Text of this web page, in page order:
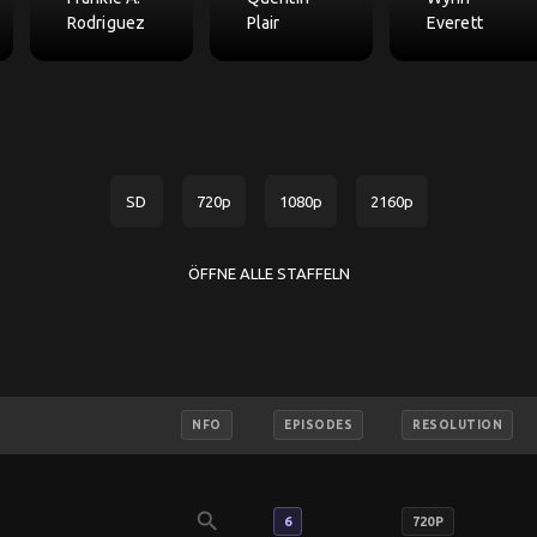
Rodriguez
Plair
Everett
SD 720p 1080p 2160p
ÖFFNE ALLE STAFFELN
NFO EPISODES RESOLUTION
search 6 720P